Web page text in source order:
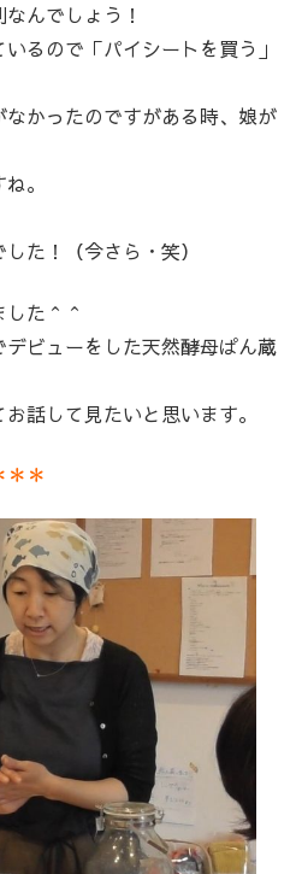
んでしょう！
るので「パイシートを買う」
かったのですがある時、娘が
。
た！（今さら・笑）
た＾＾
ビューをした天然酵母ぱん蔵
話して見たいと思います。
＊＊